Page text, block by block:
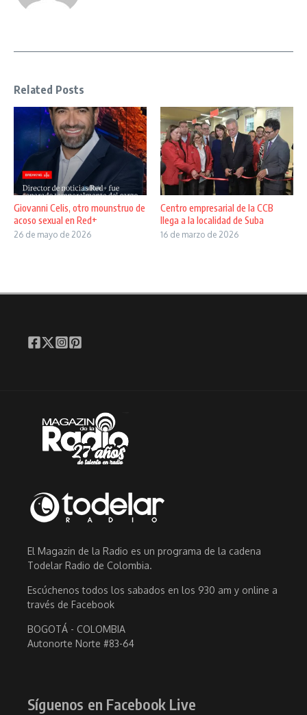
Related Posts
Giovanni Celis, otro mounstruo de
acoso sexual en Red+
26 de mayo de 2026
Centro empresarial de la CCB
llega a la localidad de Suba
16 de marzo de 2026
El Magazin de la Radio es un programa de la cadena
Todelar Radio de Colombia.
Escúchenos todos los sabados en los 930 am y online a
través de Facebook
BOGOTÁ - COLOMBIA
Autonorte Norte #83-64
Síguenos en Facebook Live